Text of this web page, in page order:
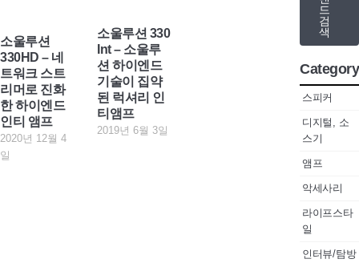
소울루션
330HD – 네
트워크 스트
리머로 진화
한 하이엔드
인티 앰프
2020년 12월 4
일
소울루션 330
Int – 소울루
션 하이엔드
기술이 집약
된 럭셔리 인
티앰프
2019년 6월 3일
드
검
색
Category
스피커
디지털, 소
스기
앰프
악세사리
라이프스타
일
인터뷰/탐방